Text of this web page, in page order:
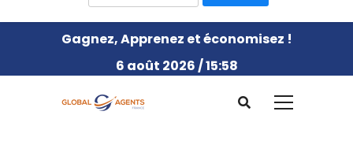
Gagnez, Apprenez et économisez !
6 août 2026 / 15:58